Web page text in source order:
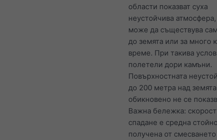
области показват суха
неустойчива
може да съществува
до земята или за много
време. При такива
полетели дори камъни.
Повърхностната
до 200 метра над земята
обикновено не се
Важна бележка:
спадане е средна
получена от